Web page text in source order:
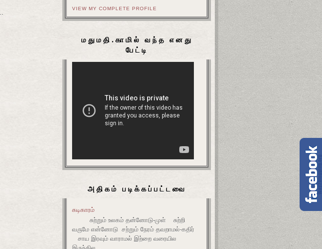
VIEW MY COMPLETE PROFILE
மதுமதி.காமில் வந்த எனது
பேட்டி
அதிகம் படிக்கப்பட்டவை
கடிகாரம்
சுற்றும் உலகம் தன்னோடு-முள் சுற்றி
வருமே என்னோடு சற்றும் நேரம் தவறாமல்-கதிர்
சாய இரவும் வாராமல் இற்றை வரையில